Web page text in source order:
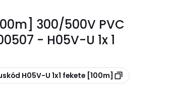
300/500V PVC
- H05V-U 1x 1
H05V-U 1x1 fekete [100m]